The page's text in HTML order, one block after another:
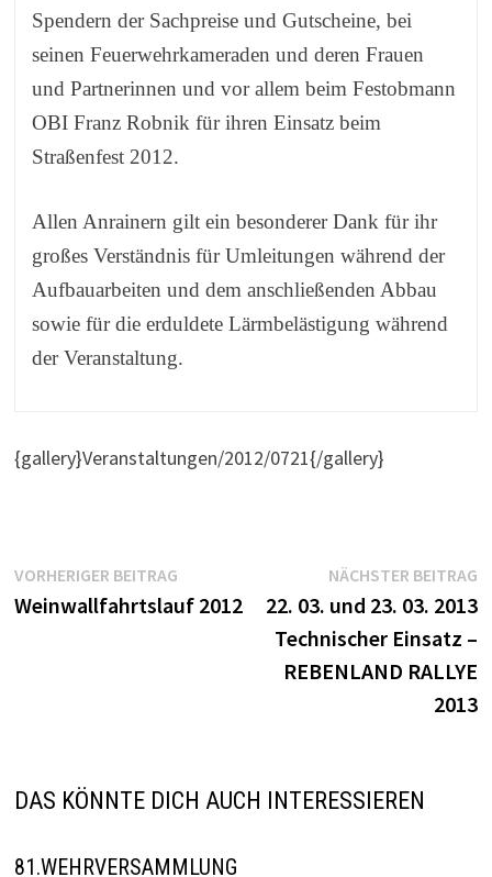
Spendern der Sachpreise und Gutscheine, bei
seinen Feuerwehrkameraden und deren Frauen
und Partnerinnen und vor allem beim Festobmann
OBI Franz Robnik für ihren Einsatz beim
Straßenfest 2012.
Allen Anrainern gilt ein besonderer Dank für ihr
großes Verständnis für Umleitungen während der
Aufbauarbeiten und dem anschließenden Abbau
sowie für die erduldete Lärmbelästigung während
der Veranstaltung.
{gallery}Veranstaltungen/2012/0721{/gallery}
Beitragsnavigation
VORHERIGER BEITRAGVorheriger
Beitrag:
Weinwallfahrtslauf 2012
NÄCHSTER BEITRAG
22. 03. und 23. 03. 2013
Technischer Einsatz –
REBENLAND RALLYE
2013
DAS KÖNNTE DICH AUCH INTERESSIEREN
81.WEHRVERSAMMLUNG